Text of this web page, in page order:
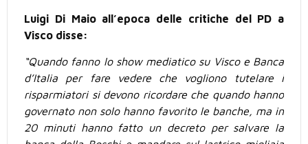
Luigi Di Maio all’epoca delle critiche del PD a
Visco disse:
“Quando fanno lo show mediatico su Visco e Banca
d’Italia per fare vedere che vogliono tutelare i
risparmiatori si devono ricordare che quando hanno
governato non solo hanno favorito le banche, ma in
20 minuti hanno fatto un decreto per salvare la